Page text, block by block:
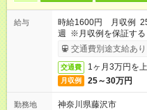
給与
時給1600円 月収例
週 ※月収例を保証する
ービス利用可（利用条
交通費別途支給あり
交通費 1ヶ月3万円を
月収例 25～30万円
勤務地
神奈川県藤沢市